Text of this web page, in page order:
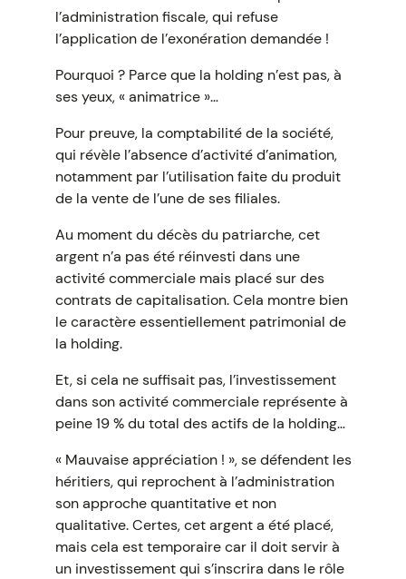
l’administration fiscale, qui refuse
l’application de l’exonération demandée !
Pourquoi ? Parce que la holding n’est pas, à
ses yeux, « animatrice »…
Pour preuve, la comptabilité de la société,
qui révèle l’absence d’activité d’animation,
notamment par l’utilisation faite du produit
de la vente de l’une de ses filiales.
Au moment du décès du patriarche, cet
argent n’a pas été réinvesti dans une
activité commerciale mais placé sur des
contrats de capitalisation. Cela montre bien
le caractère essentiellement patrimonial de
la holding.
Et, si cela ne suffisait pas, l’investissement
dans son activité commerciale représente à
peine 19 % du total des actifs de la holding…
« Mauvaise appréciation ! », se défendent les
héritiers, qui reprochent à l’administration
son approche quantitative et non
qualitative. Certes, cet argent a été placé,
mais cela est temporaire car il doit servir à
un investissement qui s’inscrira dans le rôle